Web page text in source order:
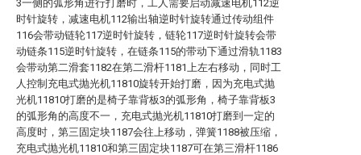
3一侧的弧形角进行打磨时，工人需要启动减速电机112逆
时针旋转，减速电机112输出轴逆时针旋转通过传动组件
116会带动链轮117逆时针旋转，链轮117逆时针旋转会带
动链条115逆时针旋转，在链条115的带动下通过滑轨1183
会带动第二滑套1182在第二滑杆1181上左右移动，同时工
人控制充电式抛光机11810旋转开始打磨，因为充电式抛
光机11810打磨的是椅子靠背板3的弧形角，椅子靠背板3
的弧形角的高度不一，充电式抛光机11810打磨到一定的
高度时，第三固定块1187会往上移动，弹簧1188被压缩，
充电式抛光机11810和第三固定块1187可在第三滑杆1186